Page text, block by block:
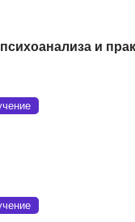
и